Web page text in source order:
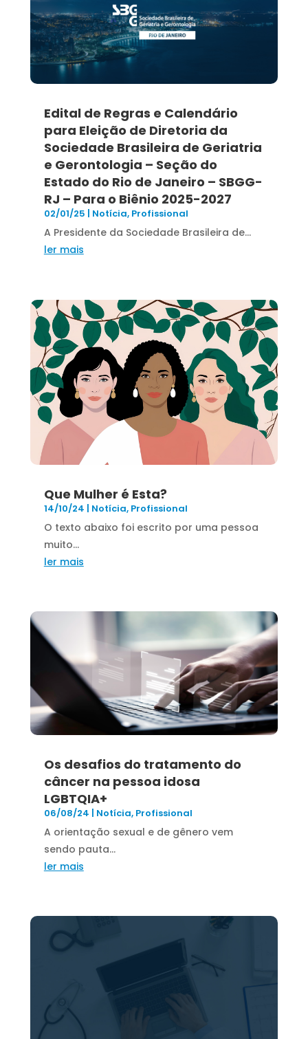
Edital de Regras e Calendário
para Eleição de Diretoria da
Sociedade Brasileira de Geriatria
e Gerontologia – Seção do
Estado do Rio de Janeiro – SBGG-
RJ – Para o Biênio 2025-2027
02/01/25 Notícia, Profissional
A Presidente da Sociedade Brasileira de...
ler mais
Que Mulher é Esta?
14/10/24 | Notícia, Profissional
O texto abaixo foi escrito por uma pessoa
muito...
ler mais
Os desafios do tratamento do
câncer na pessoa idosa
LGBTQIA+
06/08/24 Notícia, Profissional
A orientação sexual e de gênero vem
sendo pauta...
ler mais